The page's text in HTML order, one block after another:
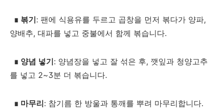
∎ 볶기: 팬에 식용유를 두르고 곱창을 먼저 볶다가 양파,
양배추, 대파를 넣고 중불에서 함께 볶습니다.
∎ 양념 넣기: 양념장을 넣고 잘 섞은 후, 깻잎과 청양고추
를 넣고 2~3분 더 볶습니다.
∎ 마무리: 참기름 한 방울과 통깨를 뿌려 마무리합니다.